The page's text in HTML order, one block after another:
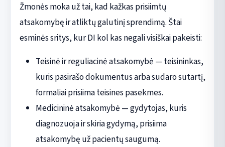
Žmonės moka už tai, kad kažkas prisiimtų
atsakomybę ir atliktų galutinį sprendimą. Štai
esminės sritys, kur DI kol kas negali visiškai pakeisti:
Teisinė ir reguliacinė atsakomybė — teisininkas,
kuris pasirašo dokumentus arba sudaro sutartį,
formaliai prisiima teisines pasekmes.
Medicininė atsakomybė — gydytojas, kuris
diagnozuoja ir skiria gydymą, prisiima
atsakomybę už pacientų saugumą.